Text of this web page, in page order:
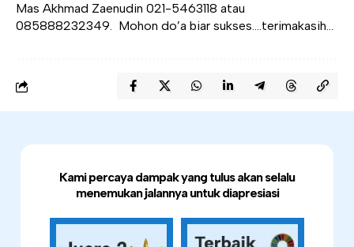
Mas Akhmad Zaenudin 021-5463118 atau
085888232349. Mohon do’a biar sukses….terimakasih…
Kami percaya dampak yang tulus akan selalu
menemukan jalannya untuk diapresiasi